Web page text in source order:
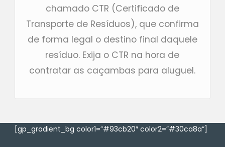
chamado CTR (Certificado de
Transporte de Resíduos), que confirma
de forma legal o destino final daquele
resíduo. Exija o CTR na hora de
contratar as caçambas para aluguel.
[gp_gradient_bg color1=”#93cb20″ color2=”#30ca8a”]